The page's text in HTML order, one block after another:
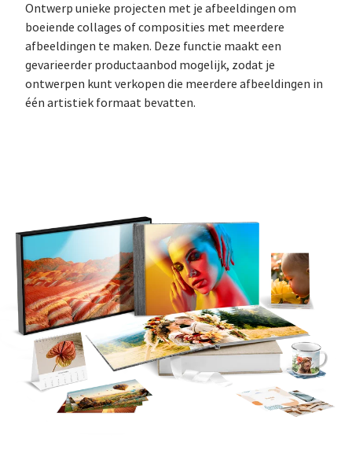
Ontwerp unieke projecten met je afbeeldingen om
boeiende collages of composities met meerdere
afbeeldingen te maken. Deze functie maakt een
gevarieerder productaanbod mogelijk, zodat je
ontwerpen kunt verkopen die meerdere afbeeldingen in
één artistiek formaat bevatten.